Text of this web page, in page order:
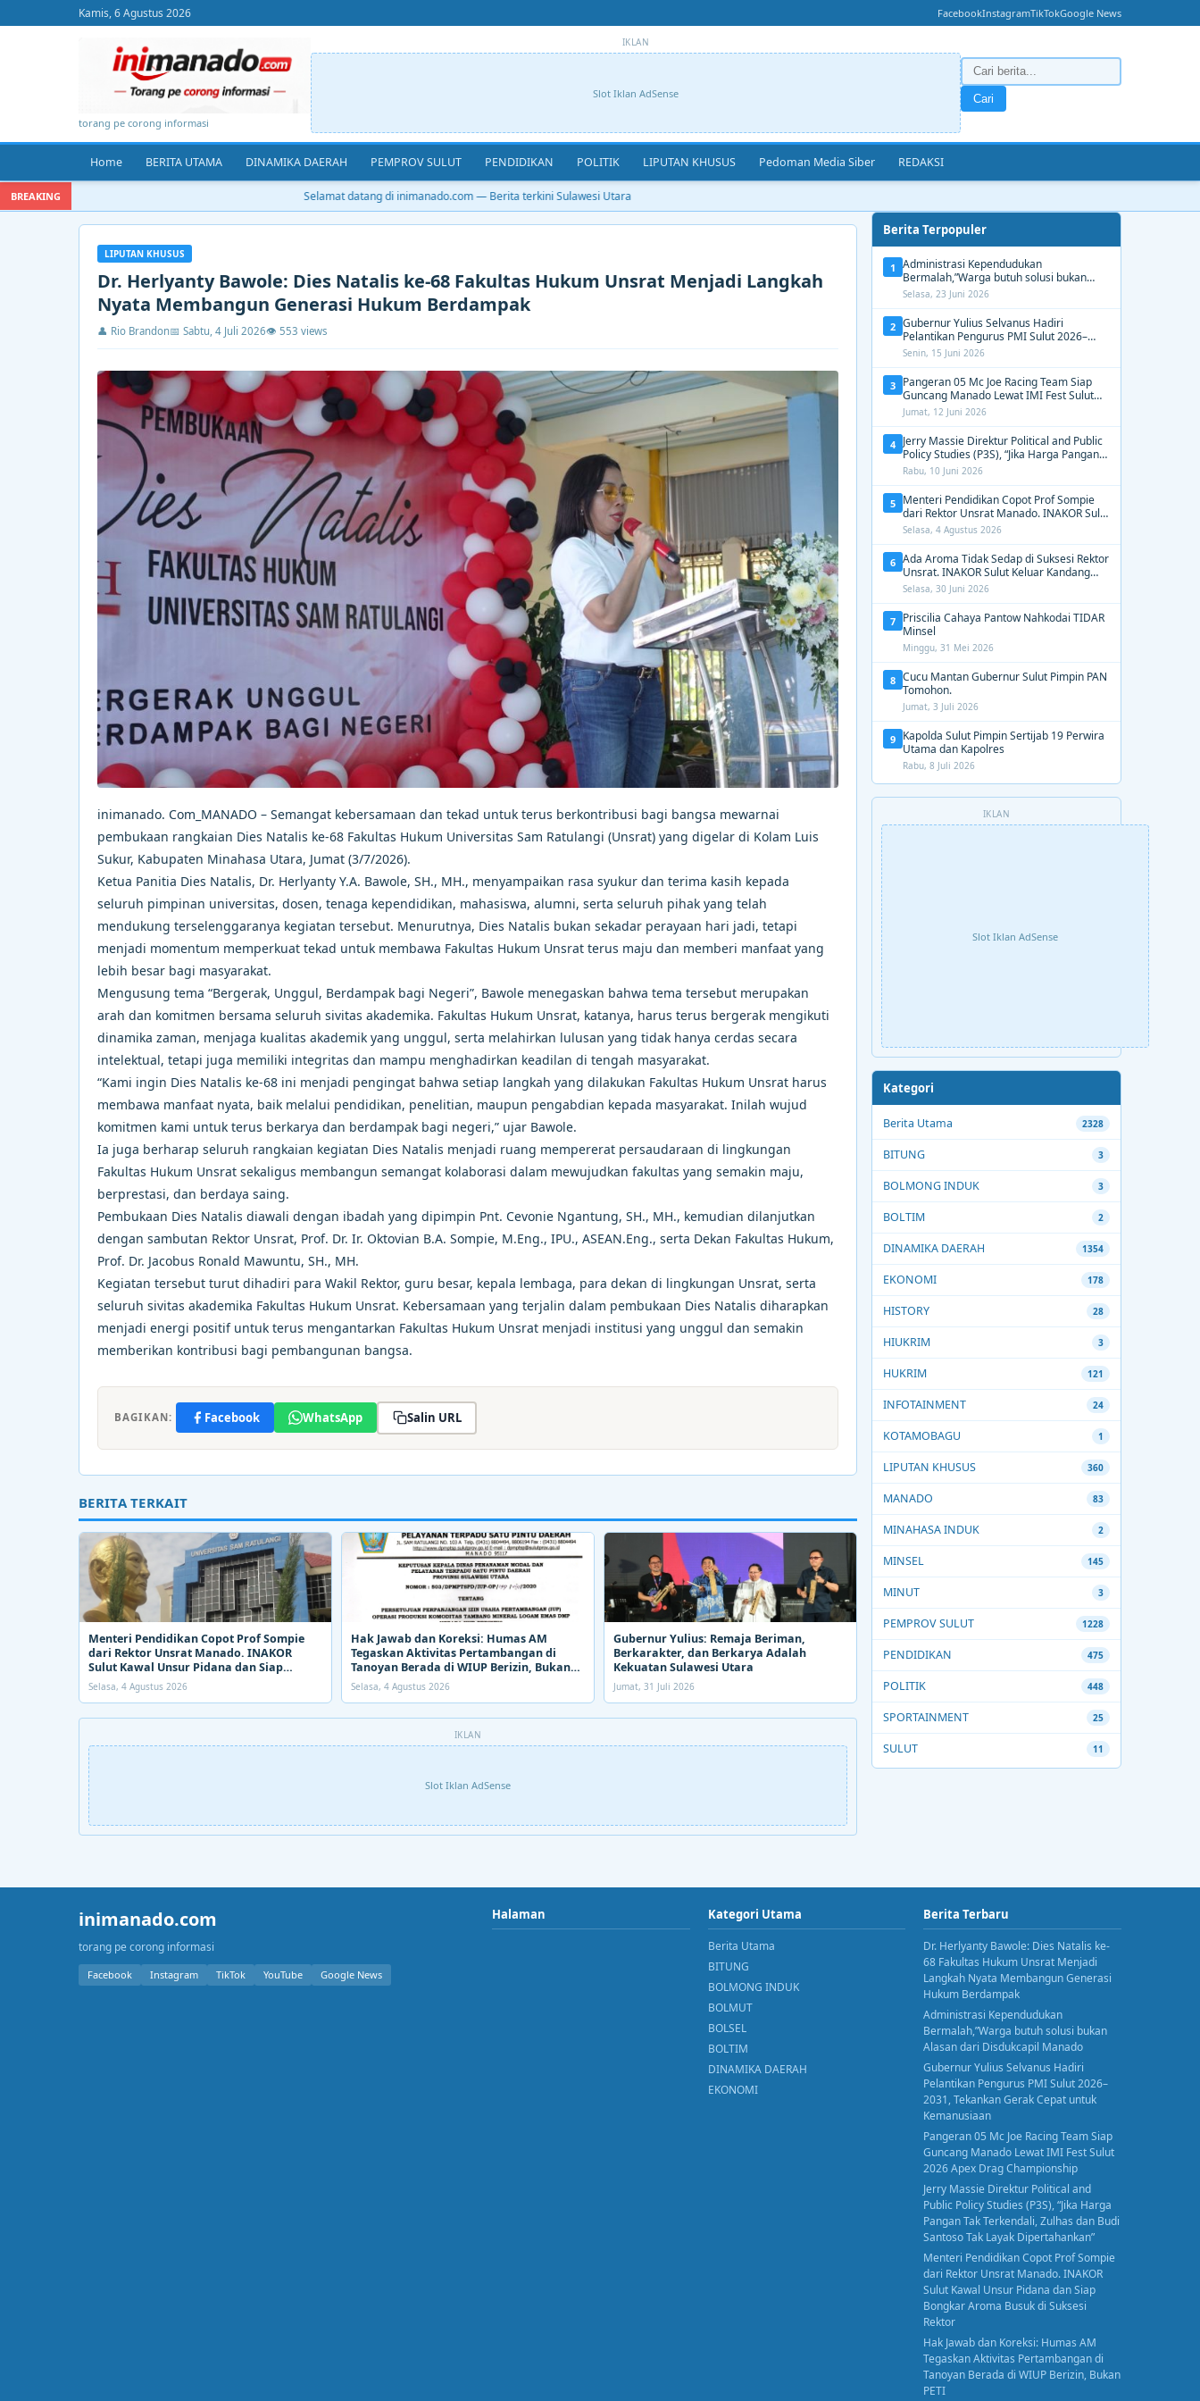
Kamis, 6 Agustus 2026 FacebookInstagramTikTokGoogle News
torang pe corong informasi
IKLAN
Slot Iklan AdSense Cari
Home BERITA UTAMA DINAMIKA DAERAH PEMPROV SULUT PENDIDIKAN POLITIK LIPUTAN KHUSUS Pedoman Media Siber REDAKSI
BREAKING Selamat datang di inimanado.com — Berita terkini Sulawesi Utara
LIPUTAN KHUSUS
Dr. Herlyanty Bawole: Dies Natalis ke-68 Fakultas Hukum Unsrat Menjadi Langkah
Nyata Membangun Generasi Hukum Berdampak
👤 Rio Brandon📅 Sabtu, 4 Juli 2026👁 553 views
inimanado. Com_MANADO – Semangat kebersamaan dan tekad untuk terus berkontribusi bagi bangsa mewarnai
pembukaan rangkaian Dies Natalis ke-68 Fakultas Hukum Universitas Sam Ratulangi (Unsrat) yang digelar di Kolam Luis
Sukur, Kabupaten Minahasa Utara, Jumat (3/7/2026).
Ketua Panitia Dies Natalis, Dr. Herlyanty Y.A. Bawole, SH., MH., menyampaikan rasa syukur dan terima kasih kepada
seluruh pimpinan universitas, dosen, tenaga kependidikan, mahasiswa, alumni, serta seluruh pihak yang telah
mendukung terselenggaranya kegiatan tersebut. Menurutnya, Dies Natalis bukan sekadar perayaan hari jadi, tetapi
menjadi momentum memperkuat tekad untuk membawa Fakultas Hukum Unsrat terus maju dan memberi manfaat yang
lebih besar bagi masyarakat.
Mengusung tema “Bergerak, Unggul, Berdampak bagi Negeri”, Bawole menegaskan bahwa tema tersebut merupakan
arah dan komitmen bersama seluruh sivitas akademika. Fakultas Hukum Unsrat, katanya, harus terus bergerak mengikuti
dinamika zaman, menjaga kualitas akademik yang unggul, serta melahirkan lulusan yang tidak hanya cerdas secara
intelektual, tetapi juga memiliki integritas dan mampu menghadirkan keadilan di tengah masyarakat.
“Kami ingin Dies Natalis ke-68 ini menjadi pengingat bahwa setiap langkah yang dilakukan Fakultas Hukum Unsrat harus
membawa manfaat nyata, baik melalui pendidikan, penelitian, maupun pengabdian kepada masyarakat. Inilah wujud
komitmen kami untuk terus berkarya dan berdampak bagi negeri,” ujar Bawole.
Ia juga berharap seluruh rangkaian kegiatan Dies Natalis menjadi ruang mempererat persaudaraan di lingkungan
Fakultas Hukum Unsrat sekaligus membangun semangat kolaborasi dalam mewujudkan fakultas yang semakin maju,
berprestasi, dan berdaya saing.
Pembukaan Dies Natalis diawali dengan ibadah yang dipimpin Pnt. Cevonie Ngantung, SH., MH., kemudian dilanjutkan
dengan sambutan Rektor Unsrat, Prof. Dr. Ir. Oktovian B.A. Sompie, M.Eng., IPU., ASEAN.Eng., serta Dekan Fakultas Hukum,
Prof. Dr. Jacobus Ronald Mawuntu, SH., MH.
Kegiatan tersebut turut dihadiri para Wakil Rektor, guru besar, kepala lembaga, para dekan di lingkungan Unsrat, serta
seluruh sivitas akademika Fakultas Hukum Unsrat. Kebersamaan yang terjalin dalam pembukaan Dies Natalis diharapkan
menjadi energi positif untuk terus mengantarkan Fakultas Hukum Unsrat menjadi institusi yang unggul dan semakin
memberikan kontribusi bagi pembangunan bangsa.
BAGIKAN: Facebook WhatsApp Salin URL
BERITA TERKAIT
Menteri Pendidikan Copot Prof Sompie
dari Rektor Unsrat Manado. INAKOR
Sulut Kawal Unsur Pidana dan Siap
Bongkar Aroma Busuk di Suksesi Rektor
Selasa, 4 Agustus 2026
Hak Jawab dan Koreksi: Humas AM
Tegaskan Aktivitas Pertambangan di
Tanoyan Berada di WIUP Berizin, Bukan
PETI
Selasa, 4 Agustus 2026
Gubernur Yulius: Remaja Beriman,
Berkarakter, dan Berkarya Adalah
Kekuatan Sulawesi Utara
Jumat, 31 Juli 2026
IKLAN
Slot Iklan AdSense
Berita Terpopuler
1 Administrasi Kependudukan
Bermalah,”Warga butuh solusi bukan
Alasan dari Disdukcapil Manado
Selasa, 23 Juni 2026
2 Gubernur Yulius Selvanus Hadiri
Pelantikan Pengurus PMI Sulut 2026–
2031, Tekankan Gerak Cepat untuk
Kemanusiaan
Senin, 15 Juni 2026
3 Pangeran 05 Mc Joe Racing Team Siap
Guncang Manado Lewat IMI Fest Sulut
2026 Apex Drag Championship
Jumat, 12 Juni 2026
4 Jerry Massie Direktur Political and Public
Policy Studies (P3S), “Jika Harga Pangan
Tak Terkendali, Zulhas dan Budi Santoso
Tak Layak Dipertahankan”
Rabu, 10 Juni 2026
5 Menteri Pendidikan Copot Prof Sompie
dari Rektor Unsrat Manado. INAKOR Sulut
Kawal Unsur Pidana dan Siap Bongkar
Aroma Busuk di Suksesi Rektor
Selasa, 4 Agustus 2026
6 Ada Aroma Tidak Sedap di Suksesi Rektor
Unsrat. INAKOR Sulut Keluar Kandang
Kawal Proses Seleksi
Selasa, 30 Juni 2026
7 Priscilia Cahaya Pantow Nahkodai TIDAR
Minsel
Minggu, 31 Mei 2026
8 Cucu Mantan Gubernur Sulut Pimpin PAN
Tomohon.
Jumat, 3 Juli 2026
9 Kapolda Sulut Pimpin Sertijab 19 Perwira
Utama dan Kapolres
Rabu, 8 Juli 2026
IKLAN
Slot Iklan AdSense
Kategori
Berita Utama 2328
BITUNG 3
BOLMONG INDUK 3
BOLTIM 2
DINAMIKA DAERAH 1354
EKONOMI 178
HISTORY 28
HIUKRIM 3
HUKRIM 121
INFOTAINMENT 24
KOTAMOBAGU 1
LIPUTAN KHUSUS 360
MANADO 83
MINAHASA INDUK 2
MINSEL 145
MINUT 3
PEMPROV SULUT 1228
PENDIDIKAN 475
POLITIK 448
SPORTAINMENT 25
SULUT 11
inimanado.com
torang pe corong informasi
Facebook Instagram TikTok YouTube Google News
Halaman Kategori Utama
Berita Utama
BITUNG
BOLMONG INDUK
BOLMUT
BOLSEL
BOLTIM
DINAMIKA DAERAH
EKONOMI
Berita Terbaru
Dr. Herlyanty Bawole: Dies Natalis ke-
68 Fakultas Hukum Unsrat Menjadi
Langkah Nyata Membangun Generasi
Hukum Berdampak
Administrasi Kependudukan
Bermalah,”Warga butuh solusi bukan
Alasan dari Disdukcapil Manado
Gubernur Yulius Selvanus Hadiri
Pelantikan Pengurus PMI Sulut 2026–
2031, Tekankan Gerak Cepat untuk
Kemanusiaan
Pangeran 05 Mc Joe Racing Team Siap
Guncang Manado Lewat IMI Fest Sulut
2026 Apex Drag Championship
Jerry Massie Direktur Political and
Public Policy Studies (P3S), “Jika Harga
Pangan Tak Terkendali, Zulhas dan Budi
Santoso Tak Layak Dipertahankan”
Menteri Pendidikan Copot Prof Sompie
dari Rektor Unsrat Manado. INAKOR
Sulut Kawal Unsur Pidana dan Siap
Bongkar Aroma Busuk di Suksesi
Rektor
Hak Jawab dan Koreksi: Humas AM
Tegaskan Aktivitas Pertambangan di
Tanoyan Berada di WIUP Berizin, Bukan
PETI